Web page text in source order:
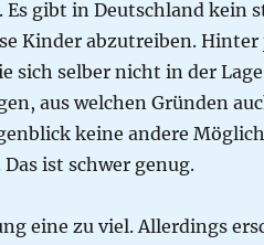
Es gibt in Deutschland kein
Kinder abzutreiben.
sich selber nicht in der
aus welchen Gründen
keine andere
ist schwer genug.
eine zu viel. Allerdings